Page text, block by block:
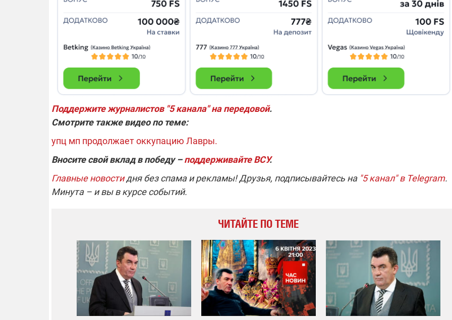
Поддержите журналистов "5 канала" на передовой.
Смотрите также видео по теме:
упц мп продолжает оккупацию Лавры.
Вносите свой вклад в победу –поддерживайте ВСУ.
Главные новостидня без спама и рекламы! Друзья, подписывайтесь на "5 канал" в Telegram.
Минута – и вы в курсе событий.
ЧИТАЙТЕ ПО ТЕМЕ